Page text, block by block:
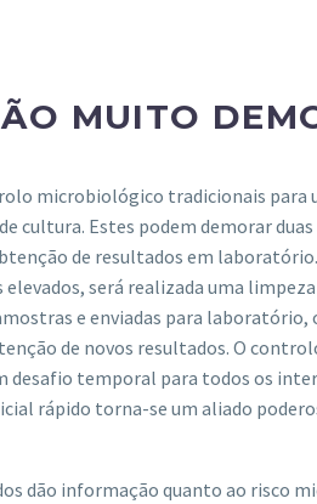
ÃO MUITO
microbiológico tradicionais para
cultura. Estes podem demorar
de resultados em
será realizada uma
e enviadas para laboratório,
de novos resultados. O
desafio temporal para todos os
rápido torna-se um aliado
dão informação quanto ao risco